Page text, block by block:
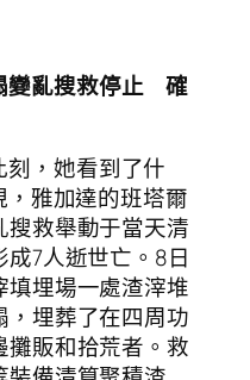
變亂搜救停止 確
，她看到了什
，雅加達的班塔爾
救舉動于當天清
7人逝世亡。8日
埋場一處渣滓堆
埋葬了在四周功
販和拾荒者。救